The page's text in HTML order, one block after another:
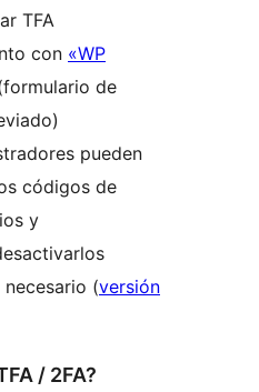
TFA
con «WP
de
pueden
códigos de
y
(versión
/ 2FA?